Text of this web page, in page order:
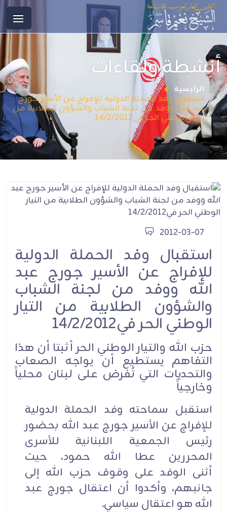
أنشطة ولقاءات
الرئيسية
استقبال وفد الحملة الدولية للإفراج عن الأسير جورج
عبد الله ووفد من لجنة الشباب والشؤون الطلابية من
التيار الوطني الحر في14/2/2012
2012-03-07
استقبال وفد الحملة الدولية
للإفراج عن الأسير جورج عبد
الله ووفد من لجنة الشباب
والشؤون الطلابية من التيار
الوطني الحر في14/2/2012
حزب الله والتيار الوطني الحر أثبتا أن هذا
التفاهم يستطيع أن يواجه الصعاب
والتحديات التي تُفرض على لبنان محلياً
وخارجياً
استقبل سماحته وفد الحملة الدولية
للإفراج عن الأسير جورج عبد الله بحضور
رئيس الجمعية اللبنانية للأسرى
المحررين عطا الله حمود، حيث
أثنى الوفد على وقوف حزب الله إلى
جانبهم، وأكدوا أن اعتقال جورج عبد
الله هو اعتقال سياسي.